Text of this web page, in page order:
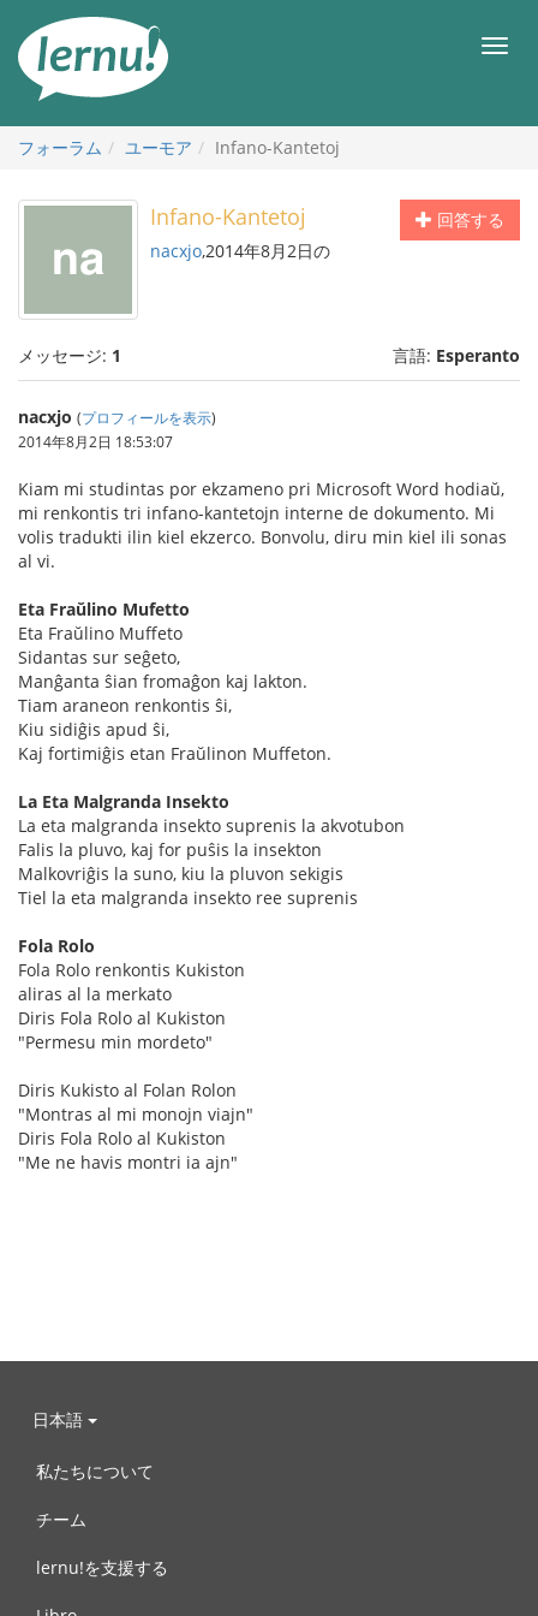
メ
フォーラム
ユーモア Infano-Kantetoj
回答する
Infano-Kantetoj
nacxjo,2014年8月2日の
メッセージ: 1 言語: Esperanto
nacxjo (プロフィールを表示)
2014年8月2日 18:53:07
Kiam mi studintas por ekzameno pri Microsoft Word hodiaŭ,
mi renkontis tri infano-kantetojn interne de dokumento. Mi
volis tradukti ilin kiel ekzerco. Bonvolu, diru min kiel ili sonas
al vi.
Eta Fraŭlino Mufetto
Eta Fraŭlino Muffeto
Sidantas sur seĝeto,
Manĝanta ŝian fromaĝon kaj lakton.
Tiam araneon renkontis ŝi,
Kiu sidiĝis apud ŝi,
Kaj fortimiĝis etan Fraŭlinon Muffeton.
La Eta Malgranda Insekto
La eta malgranda insekto suprenis la akvotubon
Falis la pluvo, kaj for puŝis la insekton
Malkovriĝis la suno, kiu la pluvon sekigis
Tiel la eta malgranda insekto ree suprenis
Fola Rolo
Fola Rolo renkontis Kukiston
aliras al la merkato
Diris Fola Rolo al Kukiston
"Permesu min mordeto"
Diris Kukisto al Folan Rolon
"Montras al mi monojn viajn"
Diris Fola Rolo al Kukiston
"Me ne havis montri ia ajn"
日本語
私たちについて
チーム
lernu!を支援する